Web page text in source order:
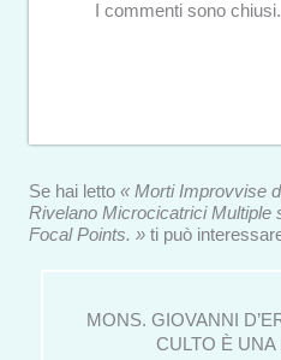
I commenti sono chiusi.
Se hai letto « Morti Improvvise
Rivelano Microcicatrici Multiple
Focal Points. » ti può
MONS. GIOVANNI
CULTO È UNA